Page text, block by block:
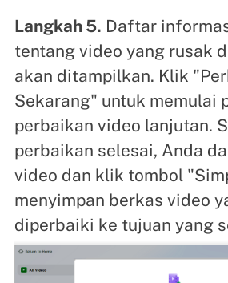
Langkah 5. Daftar
tentang video yang rusak
akan ditampilkan. Klik
Sekarang" untuk memulai
perbaikan video lanjutan.
perbaikan selesai, Anda
video dan klik tombol
menyimpan berkas video
diperbaiki ke tujuan yang